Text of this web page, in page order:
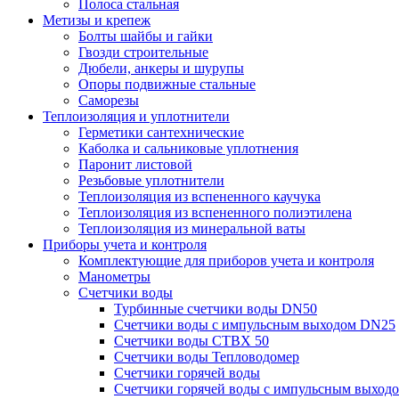
Полоса стальная
Метизы и крепеж
Болты шайбы и гайки
Гвозди строительные
Дюбели, анкеры и шурупы
Опоры подвижные стальные
Саморезы
Теплоизоляция и уплотнители
Герметики сантехнические
Каболка и сальниковые уплотнения
Паронит листовой
Резьбовые уплотнители
Теплоизоляция из вспененного каучука
Теплоизоляция из вспененного полиэтилена
Теплоизоляция из минеральной ваты
Приборы учета и контроля
Комплектующие для приборов учета и контроля
Манометры
Счетчики воды
Турбинные счетчики воды DN50
Счетчики воды с импульсным выходом DN25
Счетчики воды СТВХ 50
Счетчики воды Тепловодомер
Счетчики горячей воды
Счетчики горячей воды с импульсным